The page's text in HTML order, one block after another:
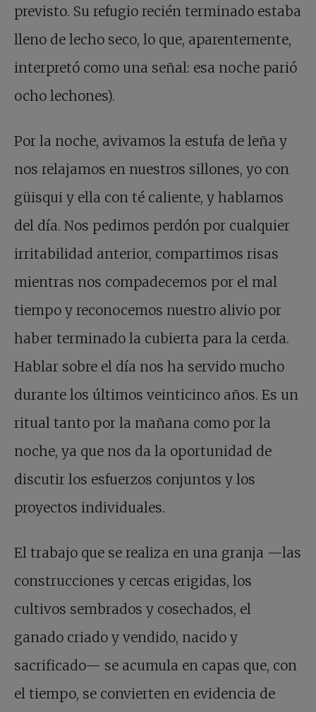
previsto. Su refugio recién terminado estaba
lleno de lecho seco, lo que, aparentemente,
interpretó como una señal: esa noche parió
ocho lechones).
Por la noche, avivamos la estufa de leña y
nos relajamos en nuestros sillones, yo con
güisqui y ella con té caliente, y hablamos
del día. Nos pedimos perdón por cualquier
irritabilidad anterior, compartimos risas
mientras nos compadecemos por el mal
tiempo y reconocemos nuestro alivio por
haber terminado la cubierta para la cerda.
Hablar sobre el día nos ha servido mucho
durante los últimos veinticinco años. Es un
ritual tanto por la mañana como por la
noche, ya que nos da la oportunidad de
discutir los esfuerzos conjuntos y los
proyectos individuales.
El trabajo que se realiza en una granja —las
construcciones y cercas erigidas, los
cultivos sembrados y cosechados, el
ganado criado y vendido, nacido y
sacrificado— se acumula en capas que, con
el tiempo, se convierten en evidencia de